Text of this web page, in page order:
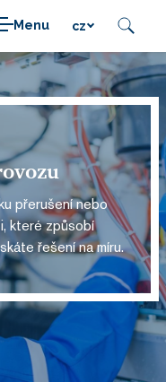
Menu cz
přerušení nebo
které způsobí
řešení na míru.